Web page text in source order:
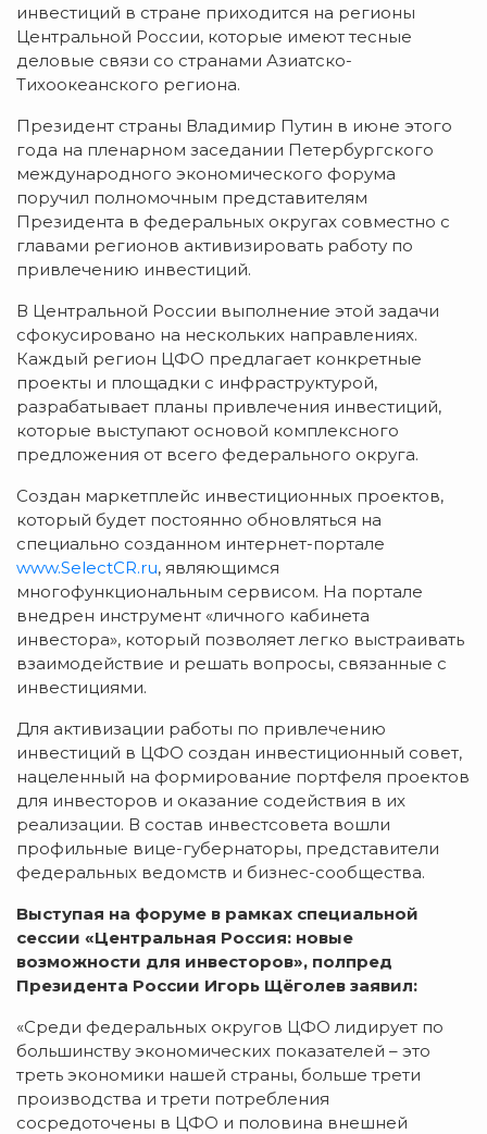
инвестиций в стране приходится на регионы
Центральной России, которые имеют тесные
деловые связи со странами Азиатско-
Тихоокеанского региона.
Президент страны Владимир Путин в июне этого
года на пленарном заседании Петербургского
международного экономического форума
поручил полномочным представителям
Президента в федеральных округах совместно с
главами регионов активизировать работу по
привлечению инвестиций.
В Центральной России выполнение этой задачи
сфокусировано на нескольких направлениях.
Каждый регион ЦФО предлагает конкретные
проекты и площадки с инфраструктурой,
разрабатывает планы привлечения инвестиций,
которые выступают основой комплексного
предложения от всего федерального округа.
Создан маркетплейс инвестиционных проектов,
который будет постоянно обновляться на
специально созданном интернет-портале
www.SelectCR.ru, являющимся
многофункциональным сервисом. На портале
внедрен инструмент «личного кабинета
инвестора», который позволяет легко выстраивать
взаимодействие и решать вопросы, связанные с
инвестициями.
Для активизации работы по привлечению
инвестиций в ЦФО создан инвестиционный совет,
нацеленный на формирование портфеля проектов
для инвесторов и оказание содействия в их
реализации. В состав инвестсовета вошли
профильные вице-губернаторы, представители
федеральных ведомств и бизнес-сообщества.
Выступая на форуме в рамках специальной
сессии «Центральная Россия: новые
возможности для инвесторов», полпред
Президента России Игорь Щёголев заявил:
«Среди федеральных округов ЦФО лидирует по
большинству экономических показателей – это
треть экономики нашей страны, больше трети
производства и трети потребления
сосредоточены в ЦФО и половина внешней